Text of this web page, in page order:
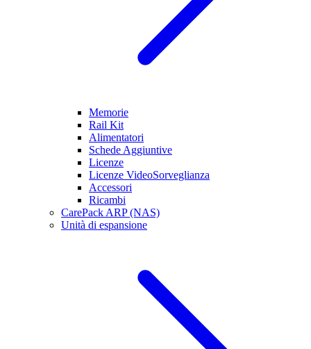
Memorie
Rail Kit
Alimentatori
Schede Aggiuntive
Licenze
Licenze VideoSorveglianza
Accessori
Ricambi
CarePack ARP (NAS)
Unità di espansione